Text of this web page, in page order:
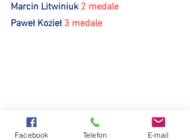
Marcin Litwiniuk 2 medale
Paweł Kozieł 3 medale
Facebook Telefon E-mail